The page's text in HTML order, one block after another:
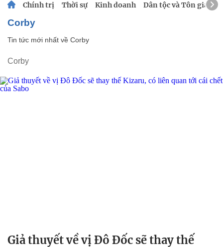
Chính trị Thời sự Kinh doanh Dân tộc và Tôn giáo
Corby
Tin tức mới nhất về Corby
Corby
Giả thuyết về vị Đô Đốc sẽ thay thế